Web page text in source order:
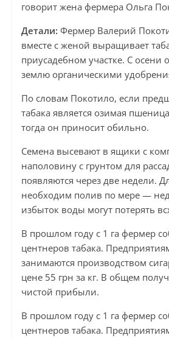
говорит жена фермера Ольга
Детали: Фермер Валерий
вместе с женой выращивает
приусадебном участке. С осени
землю органическими
По словам Покотило, если
табака является озимая
тогда он приносит обильно.
Семена высевают в ящики с
наполовину с грунтом для
появляются через две недели.
необходим полив по мере —
избыток воды могут потерять
В прошлом году с 1 га фермер
центнеров табака.
занимаются производством
цене 55 грн за кг. В общем
чистой прибыли.
В прошлом году с 1 га фермер
центнеров табака.